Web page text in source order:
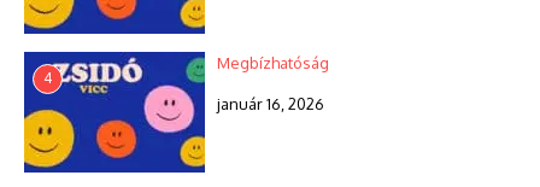
4
Megbízhatóság
január 16, 2026